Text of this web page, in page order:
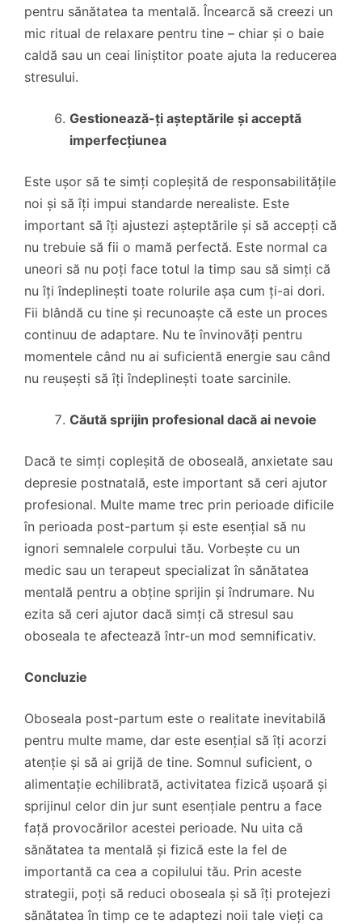
pentru sănătatea ta mentală. Încearcă să creezi un
mic ritual de relaxare pentru tine – chiar și o baie
caldă sau un ceai liniștitor poate ajuta la reducerea
stresului.
Gestionează-ți așteptările și acceptă
imperfecțiunea
Este ușor să te simți copleșită de responsabilitățile
noi și să îți impui standarde nerealiste. Este
important să îți ajustezi așteptările și să accepți că
nu trebuie să fii o mamă perfectă. Este normal ca
uneori să nu poți face totul la timp sau să simți că
nu îți îndeplinești toate rolurile așa cum ți-ai dori.
Fii blândă cu tine și recunoaște că este un proces
continuu de adaptare. Nu te învinovăți pentru
momentele când nu ai suficientă energie sau când
nu reușești să îți îndeplinești toate sarcinile.
Căută sprijin profesional dacă ai nevoie
Dacă te simți copleșită de oboseală, anxietate sau
depresie postnatală, este important să ceri ajutor
profesional. Multe mame trec prin perioade dificile
în perioada post-partum și este esențial să nu
ignori semnalele corpului tău. Vorbește cu un
medic sau un terapeut specializat în sănătatea
mentală pentru a obține sprijin și îndrumare. Nu
ezita să ceri ajutor dacă simți că stresul sau
oboseala te afectează într-un mod semnificativ.
Concluzie
Oboseala post-partum este o realitate inevitabilă
pentru multe mame, dar este esențial să îți acorzi
atenție și să ai grijă de tine. Somnul suficient, o
alimentație echilibrată, activitatea fizică ușoară și
sprijinul celor din jur sunt esențiale pentru a face
față provocărilor acestei perioade. Nu uita că
sănătatea ta mentală și fizică este la fel de
importantă ca cea a copilului tău. Prin aceste
strategii, poți să reduci oboseala și să îți protejezi
sănătatea în timp ce te adaptezi noii tale vieți ca